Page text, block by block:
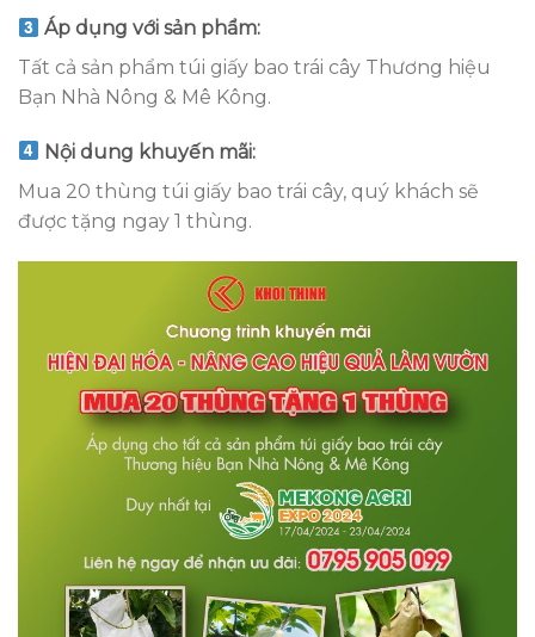
Áp dụng với sản phẩm:
Tất cả sản phẩm túi giấy bao trái cây Thương hiệu
Bạn Nhà Nông & Mê Kông.
Nội dung khuyến mãi:
Mua 20 thùng túi giấy bao trái cây, quý khách sẽ
được tặng ngay 1 thùng.